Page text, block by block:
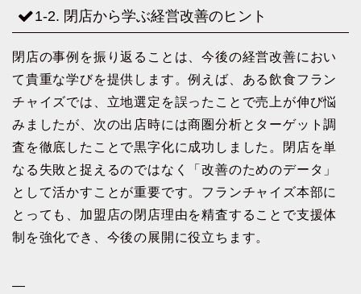
1-2. 閉店から学ぶ経営改善のヒント
閉店の事例を振り返ることは、今後の経営改善におい
て貴重な学びを提供します。例えば、ある飲食フラン
チャイズでは、立地選定を誤ったことで売上が伸び悩
みましたが、次の出店時には商圏分析とターゲット調
査を徹底したことで黒字化に成功しました。閉店を単
なる失敗と捉えるのではなく「改善のためのデータ」
として活かすことが重要です。フランチャイズ本部に
とっても、加盟店の閉店理由を精査することで支援体
制を強化でき、今後の展開に役立ちます。
—